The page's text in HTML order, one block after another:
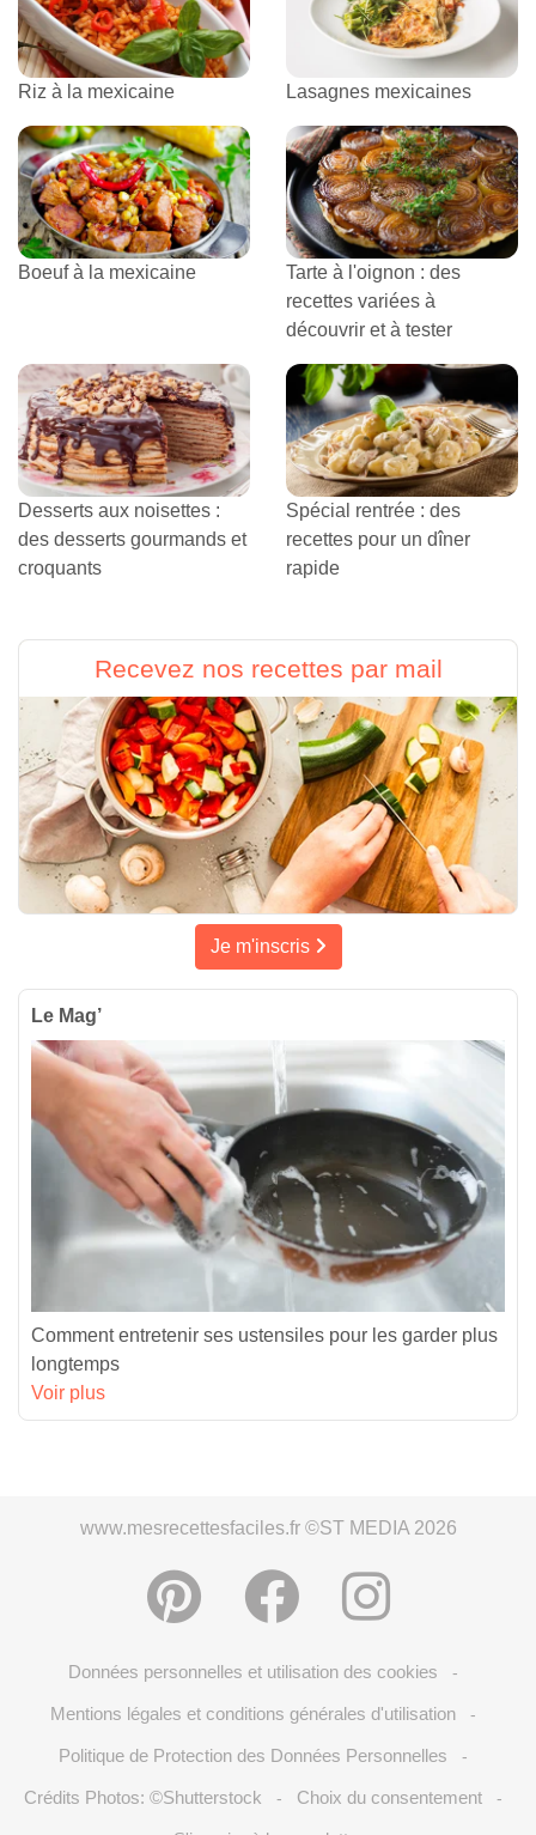
Riz à la mexicaine Lasagnes mexicaines
Boeuf à la mexicaine
Tarte à l'oignon : des
recettes variées à
découvrir et à tester
Desserts aux noisettes :
des desserts gourmands et
croquants
Spécial rentrée : des
recettes pour un dîner
rapide
Recevez nos recettes par mail
Je m'inscris
Le Mag’
Comment entretenir ses ustensiles pour les garder plus
longtemps
Voir plus
www.mesrecettesfaciles.fr ©ST MEDIA 2026
Données personnelles et utilisation des cookies -
Mentions légales et conditions générales d'utilisation -
Politique de Protection des Données Personnelles -
Crédits Photos: ©Shutterstock - Choix du consentement -